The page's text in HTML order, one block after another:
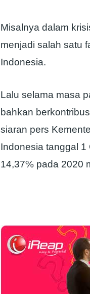
Misalnya dalam
menjadi salah satu
Indonesia.
Lalu selama masa
bahkan
siaran pers
Indonesia tanggal 1
14,37% pada 2020